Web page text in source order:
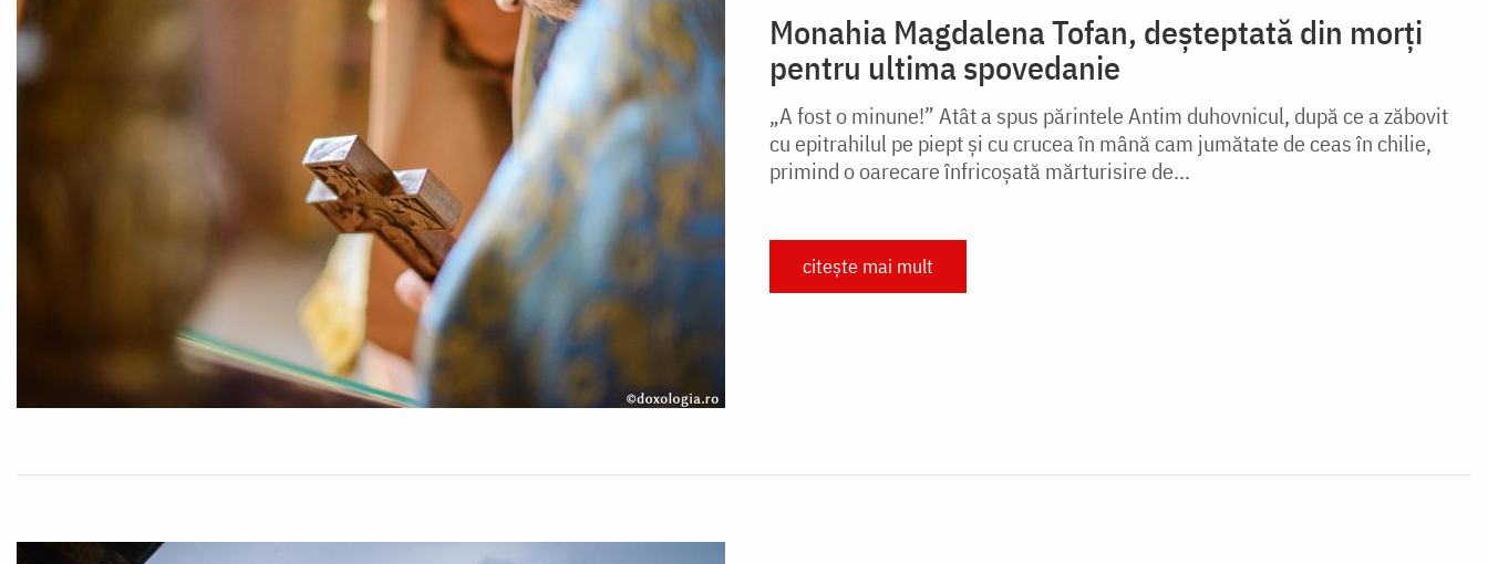
Monahia Magdalena Tofan, deșteptată din morți
pentru ultima spovedanie
„A fost o minune!” Atât a spus părintele Antim duhovnicul, după ce a zăbovit
cu epitrahilul pe piept şi cu crucea în mână cam jumătate de ceas în chilie,
primind o oarecare înfricoşată mărturisire de...
citește mai mult